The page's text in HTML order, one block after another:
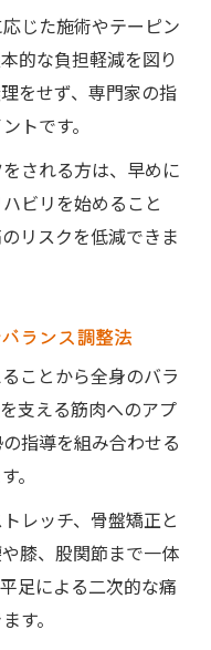
じた施術やテーピン
的な負担軽減を図り
をせず、専門家の指
トです。
される方は、早めに
ビリを始めること
リスクを低減できま
ランス調整法
ことから全身のバラ
支える筋肉へのアプ
指導を組み合わせる
。
レッチ、骨盤矯正と
膝、股関節まで一体
足による二次的な痛
す。